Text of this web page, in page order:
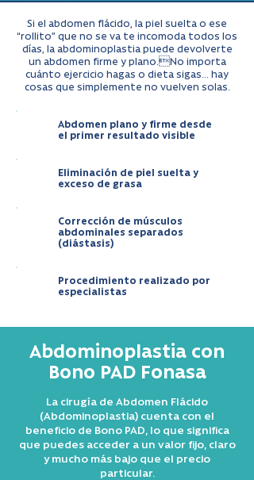
Si el abdomen flácido, la piel suelta o ese
“rollito” que no se va te incomoda todos los
días, la abdominoplastia puede devolverte
un abdomen firme y plano.No importa
cuánto ejercicio hagas o dieta sigas… hay
cosas que simplemente no vuelven solas.
Abdomen plano y firme desde
el primer resultado visible
Eliminación de piel suelta y
exceso de grasa
Corrección de músculos
abdominales separados
(diástasis)
Procedimiento realizado por
especialistas
Abdominoplastia con
Bono PAD Fonasa
La cirugía de Abdomen Flácido
(Abdominoplastia) cuenta con el
beneficio de Bono PAD, lo que significa
que puedes acceder a un valor fijo, claro
y mucho más bajo que el precio
particular.